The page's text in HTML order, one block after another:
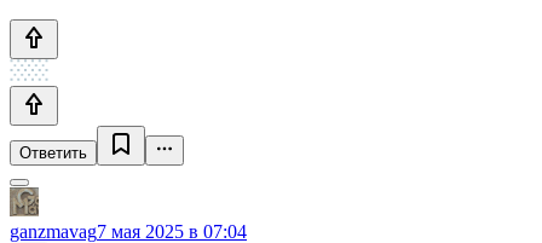
Ответить
ganzmavag7 мая 2025 в 07:04